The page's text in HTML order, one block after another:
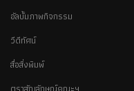
อัลบั้มภาพกิจกรรม
วีดีทัศน์
สื่อสิ่งพิมพ์